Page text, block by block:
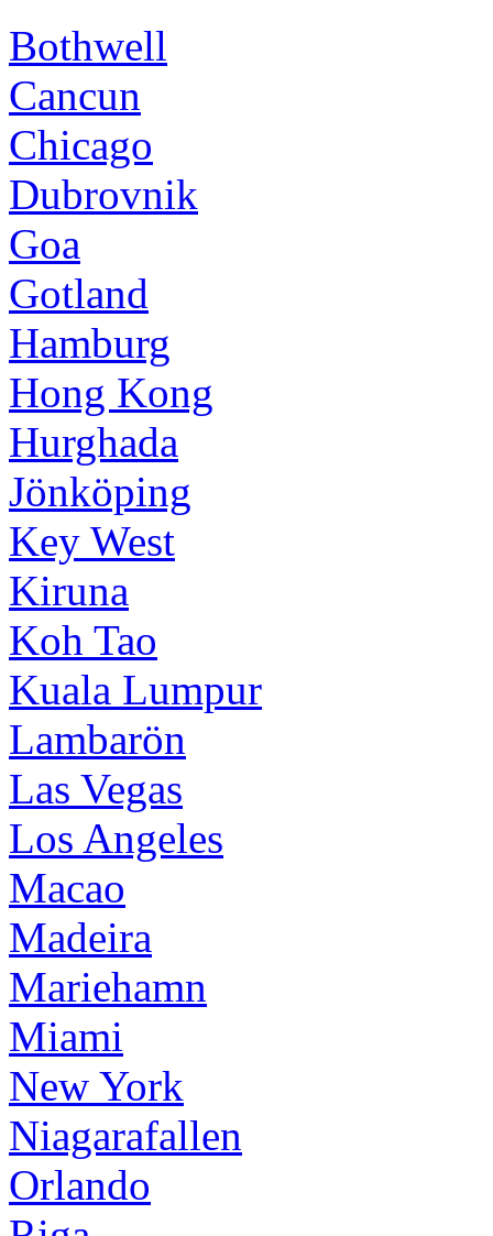
Bothwell
Cancun
Chicago
Dubrovnik
Goa
Gotland
Hamburg
Hong Kong
Hurghada
Jönköping
Key West
Kiruna
Koh Tao
Kuala Lumpur
Lambarön
Las Vegas
Los Angeles
Macao
Madeira
Mariehamn
Miami
New York
Niagarafallen
Orlando